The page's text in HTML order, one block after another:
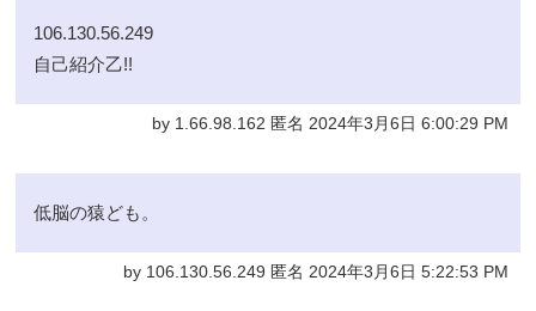
106.130.56.249
自己紹介乙!!
by 1.66.98.162 匿名 2024年3月6日 6:00:29 PM
低脳の猿ども。
by 106.130.56.249 匿名 2024年3月6日 5:22:53 PM